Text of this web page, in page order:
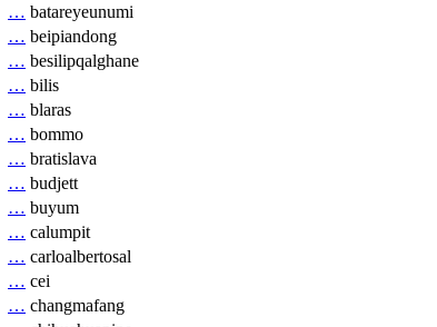
… batareyeunumi
… beipiandong
… besilipqalghane
… bilis
… blaras
… bommo
… bratislava
… budjett
… buyum
… calumpit
… carloalbertosal
… cei
… changmafang